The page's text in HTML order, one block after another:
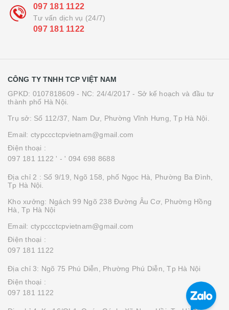
097 181 1122
Tư vấn dịch vụ (24/7)
097 181 1122
CÔNG TY TNHH TCP VIỆT NAM
GPKD: 0107818609 - NC: 24/4/2017 - Sở kế hoạch và đầu tư
thành phố Hà Nội.
Trụ sở: Số 112/37, Nam Dư, Phường Vĩnh Hưng, Tp Hà Nội.
Email: ctypccctcpvietnam@gmail.com
Điện thoại :
097 181 1122 ' - ' 094 698 8688
Địa chỉ 2 : Số 9/19, Ngõ 158, phố Ngọc Hà, Phường Ba Đình,
Tp Hà Nội.
Kho xưởng: Ngách 99 Ngõ 238 Đường Âu Cơ, Phường Hồng
Hà, Tp Hà Nội
Email: ctypccctcpvietnam@gmail.com
Điện thoại :
097 181 1122
Địa chỉ 3: Ngõ 75 Phú Diễn, Phường Phú Diễn, Tp Hà Nội
Điện thoại :
097 181 1122